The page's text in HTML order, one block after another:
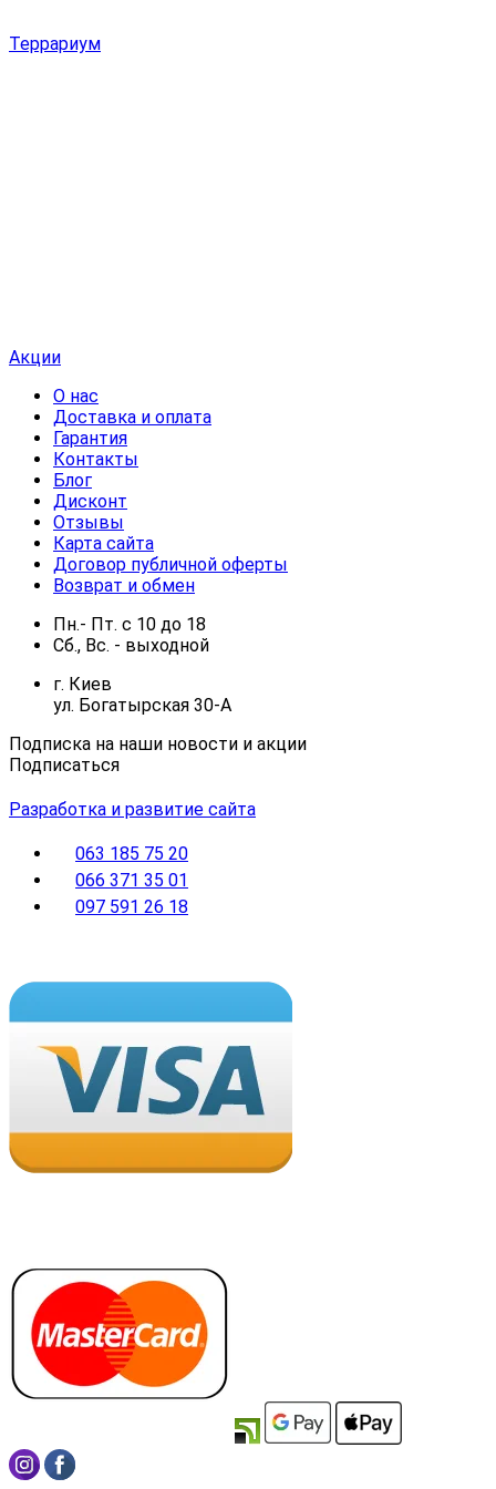
Террариум
Акции
О нас
Доставка и оплата
Гарантия
Контакты
Блог
Дисконт
Отзывы
Карта сайта
Договор публичной оферты
Возврат и обмен
Пн.- Пт. с 10 до 18
Сб., Вс. - выходной
г. Киев
ул. Богатырская 30-А
Подписка на наши новости и акции
Подписаться
Разработка и развитие сайта
063 185 75 20
066 371 35 01
097 591 26 18